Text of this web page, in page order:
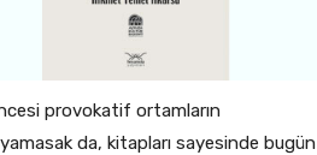
provokatif ortamların
da, kitapları sayesinde bugün